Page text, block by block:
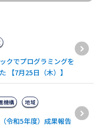
クでプログラミングを
【7月25日（木）】
令和5年度）成果報告
機構 地域